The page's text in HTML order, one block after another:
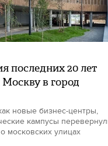
последних 20 лет
в город
новые бизнес-центры,
кампусы
московских улицах